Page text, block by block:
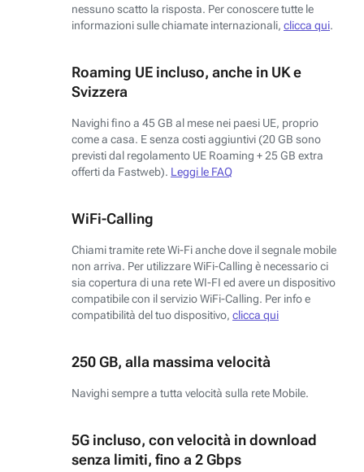
nessuno scatto la risposta. Per conoscere tutte le
informazioni sulle chiamate internazionali, clicca qui.
Roaming UE incluso, anche in UK e
Svizzera
Navighi fino a 45 GB al mese nei paesi UE, proprio
come a casa. E senza costi aggiuntivi (20 GB sono
previsti dal regolamento UE Roaming + 25 GB extra
offerti da Fastweb). Leggi le FAQ
WiFi-Calling
Chiami tramite rete Wi-Fi anche dove il segnale mobile
non arriva. Per utilizzare WiFi-Calling è necessario ci
sia copertura di una rete WI-FI ed avere un dispositivo
compatibile con il servizio WiFi-Calling. Per info e
compatibilità del tuo dispositivo, clicca qui
250 GB, alla massima velocità
Navighi sempre a tutta velocità sulla rete Mobile.
5G incluso, con velocità in download
senza limiti, fino a 2 Gbps